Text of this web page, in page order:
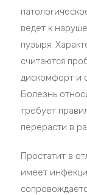
ведет к
пузыря.
считаются
дискомфорт и
Болезнь
требует
перерасти в
Простатит в
имеет